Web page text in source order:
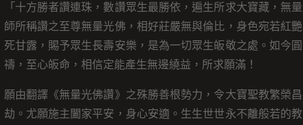
「十方勝者讚連珠，數讚眾生最勝依，遍生所求大寶藏，無
師所稱讚之至尊無量光佛，相好莊嚴無與倫比，身色宛若紅
死甘露，賜予眾生長壽安樂，是為一切眾生皈敬之處。如今
禱，至心皈命，相信定能產生無邊繞益，所求願滿！
願由翻譯《無量光佛讚》之殊勝善根勢力，令大寶聖教繁榮
劫。尤願施主闔家平安，身心安適。生生世世永不離般若的